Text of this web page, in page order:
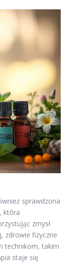
sprawdzona
która
zmysł
zdrowie fizyczne
technikom, takim
staje się